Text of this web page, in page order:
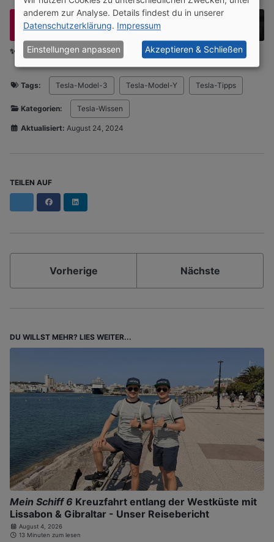
✨ Ohne Werbebanner lesen?Werde MitgliedoderLogin
Tags: Tesla-Model-3 Tesla-Model-Y Tesla-Tipps
Kategorien: Tesla-Wissen
Aktualisiert: August 24, 2024
TEILEN AUF
Facebook
Vorherige Nächste
DU WILLST MEHR? LIES WEITER...
Mein Schiff 6 Kreuzfahrt entlang der Westküste mit
Lissabon & Gibraltar - Unser Reisebericht
August 4, 2026
13 Minuten zum lesen
anderem zur Analyse. Details findest du in unserer
Datenschutzerklärung. Impressum
Einstellungen anpassen Akzeptieren & Schließen